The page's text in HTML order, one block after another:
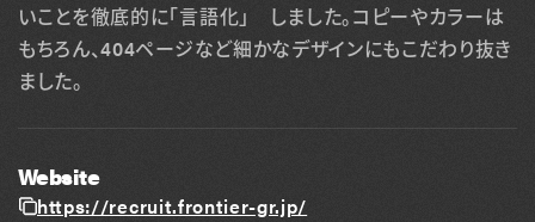
いことを徹底的に「言語化」 しました。コピーやカラーは
もちろん、404ページなど細かなデザインにもこだわり抜き
ました。
Website
https://recruit.frontier-gr.jp/